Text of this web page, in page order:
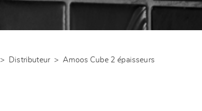
> Distributeur > Amoos Cube 2 épaisseurs